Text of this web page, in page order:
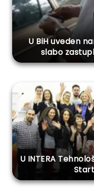
U BiH uveden
slabo
U INTERA